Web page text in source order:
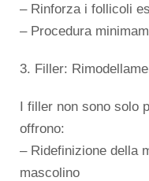
– Rinforza i follicoli
– Procedura
3. Filler:
I filler non sono solo
offrono:
– Ridefinizione della
mascolino